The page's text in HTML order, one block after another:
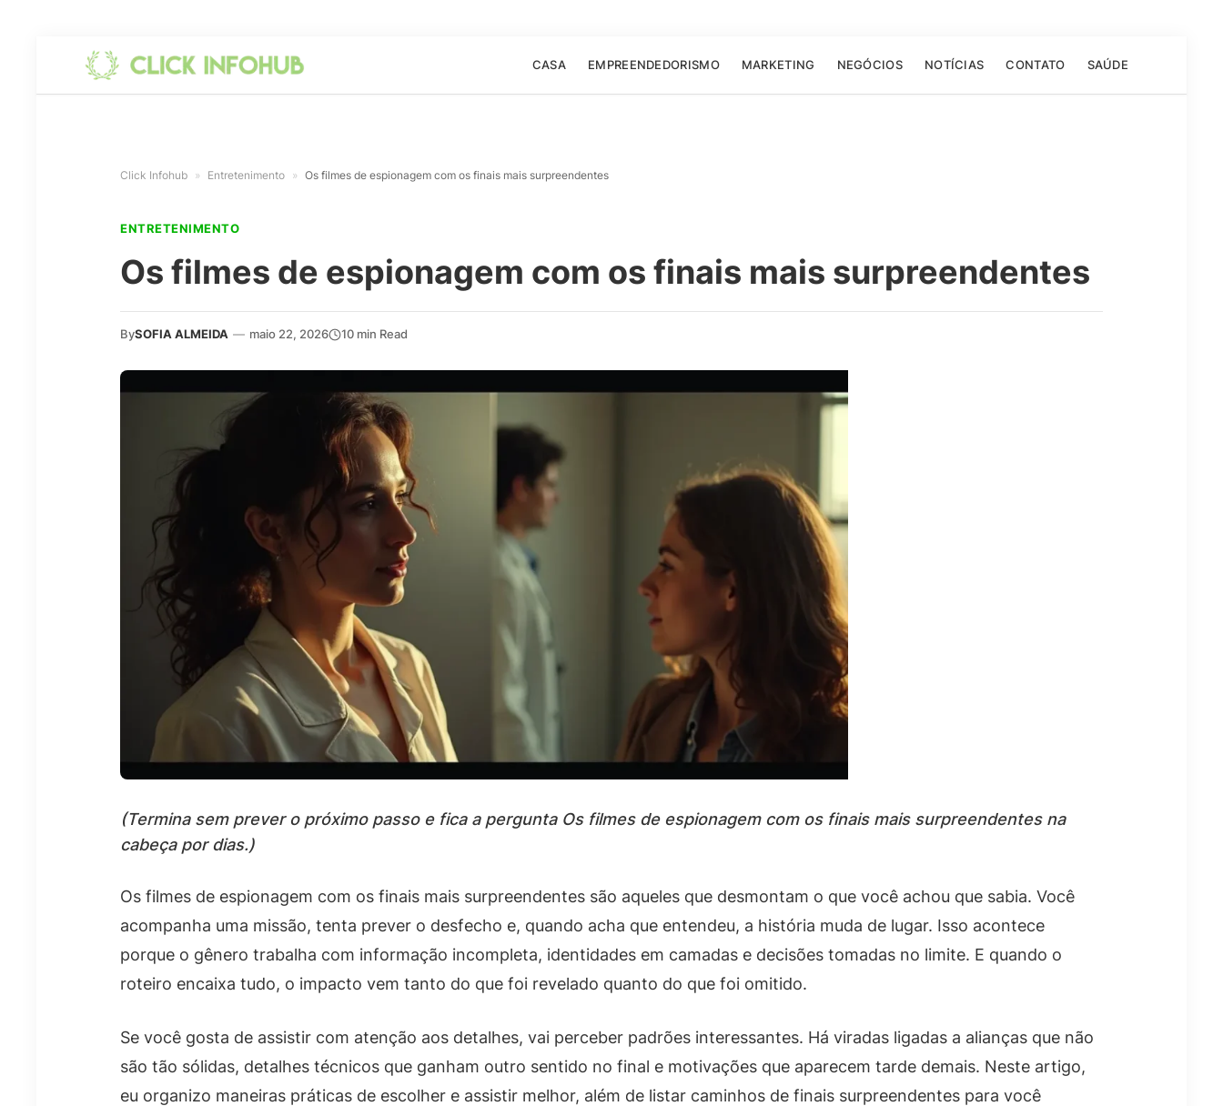
CASA EMPREENDEDORISMO MARKETING NEGÓCIOS NOTÍCIAS CONTATO SAÚDE
Click Infohub » Entretenimento » Os filmes de espionagem com os finais mais surpreendentes
ENTRETENIMENTO
Os filmes de espionagem com os finais mais surpreendentes
BySOFIA ALMEIDA — maio 22, 2026 10 min Read
(Termina sem prever o próximo passo e fica a pergunta Os filmes de espionagem com os finais mais surpreendentes na
cabeça por dias.)
Os filmes de espionagem com os finais mais surpreendentes são aqueles que desmontam o que você achou que sabia. Você
acompanha uma missão, tenta prever o desfecho e, quando acha que entendeu, a história muda de lugar. Isso acontece
porque o gênero trabalha com informação incompleta, identidades em camadas e decisões tomadas no limite. E quando o
roteiro encaixa tudo, o impacto vem tanto do que foi revelado quanto do que foi omitido.
Se você gosta de assistir com atenção aos detalhes, vai perceber padrões interessantes. Há viradas ligadas a alianças que não
são tão sólidas, detalhes técnicos que ganham outro sentido no final e motivações que aparecem tarde demais. Neste artigo,
eu organizo maneiras práticas de escolher e assistir melhor, além de listar caminhos de finais surpreendentes para você